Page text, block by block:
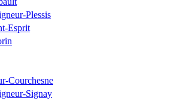
Plessis
Esprit
Courchesne
Signay